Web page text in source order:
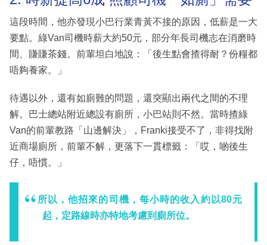
這段時間，他亦發現小巴行業青黃不接的原因，低薪是一大
要點。綠Van司機時薪大約50元，部分年長司機志在消磨時
間、賺賺茶錢。前輩坦白地說：「後生點會揸得耐？份糧都
唔夠養家。」
待遇以外，還有如廁難的問題，還突顯出兩代之間的不理
解。巴士總站附近總設有廁所，小巴站則不然。當時揸綠
Van的前輩教路「山邊解決」，Franki接受不了，非得找附
近商場廁所，前輩不解，更落下一貫標籤：「哎，啲後生
仔，唔慣。」
所以，他招來的司機，每小時的收入約以80元
起，定路線時亦特地考慮到廁所位。